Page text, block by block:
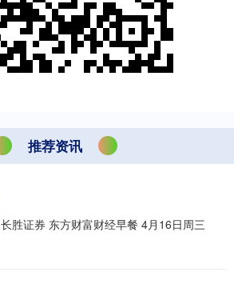
推荐资讯
长胜证券 东方财富财经早餐 4月16日周三